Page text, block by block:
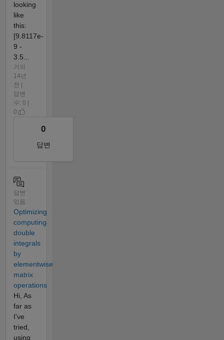
looking
like
this:
[9.8117e-
9 -
3.5...
거의
14년
전 |
답변
수: 0 |
0
0
답변
답변
있음
Optimizing
computing
double
integrals
by
elementwise
matrix
operations
Hi, As
far as
I've
tried,
using